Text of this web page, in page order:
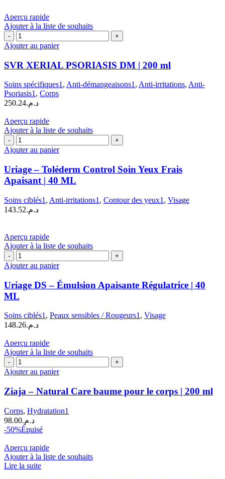
Aperçu rapide
Ajouter à la liste de souhaits
quantité
de
XERIAL
PSORIASIS
|
200
ml
Ajouter au panier
SVR XERIAL PSORIASIS DM | 200 ml
Soins spécifiques1, Anti-démangeaisons1, Anti-irritations, Anti-
Psoriasis1, Corps
د.م.250.24
Aperçu rapide
Ajouter à la liste de souhaits
quantité
de
–
Toléderm
Control
Yeux
Frais
40
ML
Ajouter au panier
Uriage – Toléderm Control Soin Yeux Frais
Apaisant | 40 ML
Soins ciblés1 , Anti-irritations1 , Contour des yeux1 , Visage
د.م.143.52
Aperçu rapide
Ajouter à la liste de souhaits
quantité
de
DS
-
Émulsion
Régulatrice
|
ML
Ajouter au panier
Uriage DS – Émulsion Apaisante Régulatrice | 40
ML
Soins ciblés1 , Peaux sensibles / Rougeurs1 , Visage
د.م.148.26
Aperçu rapide
Ajouter à la liste de souhaits
quantité
de
–
Natural
baume
pour
le
|
200
ml
Ajouter au panier
Ziaja – Natural Care baume pour le corps | 200 ml
Corps, Hydratation1
د.م.98.00
-50%Épuisé
Aperçu rapide
Ajouter à la liste de souhaits
Lire la suite